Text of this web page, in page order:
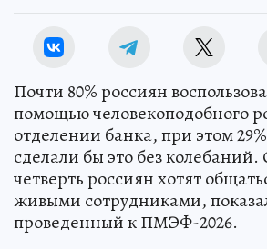
Почти 80% россиян
помощью человекоподобного
отделении банка, при этом
сделали бы это без
четверть россиян хотят
живыми сотрудниками,
проведенный к ПМЭФ-2026.